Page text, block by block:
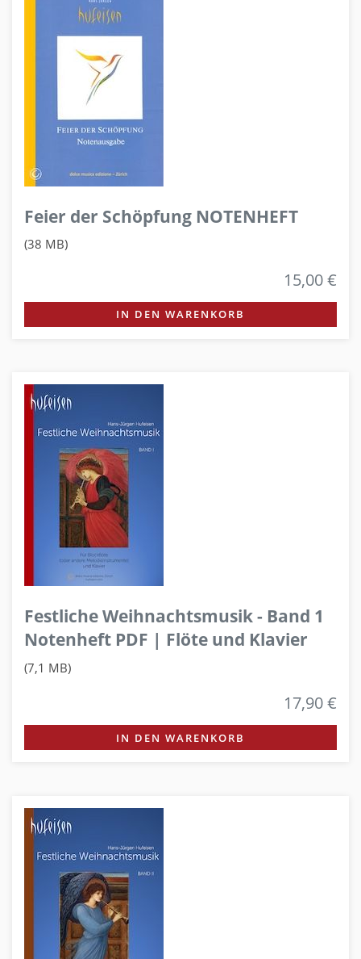
Feier der Schöpfung NOTENHEFT
(38 MB)
15,00 €
IN DEN WARENKORB
Festliche Weihnachtsmusik - Band 1
Notenheft PDF | Flöte und Klavier
(7,1 MB)
17,90 €
IN DEN WARENKORB